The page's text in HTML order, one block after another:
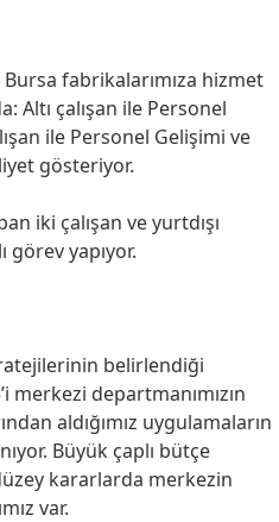
Bursa fabrikalarımıza hizmet
Altı çalışan ile Personel
ile Personel Gelişimi ve
gösteriyor.
iki çalışan ve yurtdışı
yapıyor.
belirlendiği
merkezi departmanımızın
aldığımız uygulamaların
Büyük çaplı bütçe
kararlarda merkezin
var.